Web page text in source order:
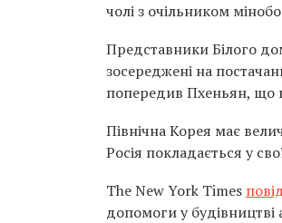
чолі з очільником
Представники Білого
зосереджені на
попередив Пхеньян, що
Північна Корея має
Росія покладається у
The New York Times
допомоги у будівництві